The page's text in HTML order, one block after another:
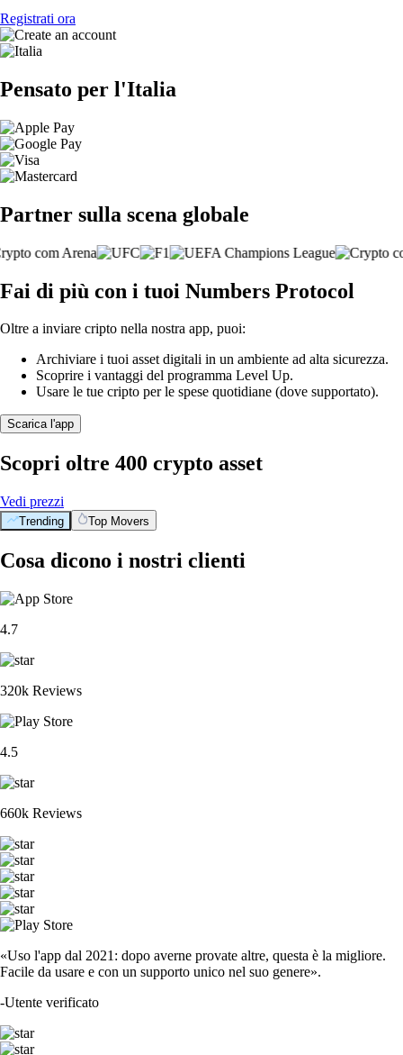
Registrati ora
Pensato per l'Italia
Partner sulla scena globale
Fai di più con i tuoi Numbers Protocol
Oltre a inviare cripto nella nostra app, puoi:
Archiviare i tuoi asset digitali in un ambiente ad alta sicurezza.
Scoprire i vantaggi del programma Level Up.
Usare le tue cripto per le spese quotidiane (dove supportato).
Scarica l'app
Scopri oltre 400 crypto asset
Vedi prezzi
Trending Top Movers
Cosa dicono i nostri clienti
4.7
320k Reviews
4.5
660k Reviews
«Uso l'app dal 2021: dopo averne provate altre, questa è la migliore.
Facile da usare e con un supporto unico nel suo genere».
-Utente verificato